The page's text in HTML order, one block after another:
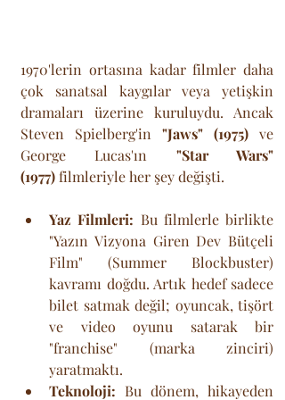
1970'lerin ortasına kadar filmler daha
çok sanatsal kaygılar veya yetişkin
dramaları üzerine kuruluydu. Ancak
Steven Spielberg'in "Jaws" (1975) ve
George Lucas'ın "Star Wars"
(1977) filmleriyle her şey değişti.
Yaz Filmleri: Bu filmlerle birlikte
"Yazın Vizyona Giren Dev Bütçeli
Film" (Summer Blockbuster)
kavramı doğdu. Artık hedef sadece
bilet satmak değil; oyuncak, tişört
ve video oyunu satarak bir
"franchise" (marka zinciri)
yaratmaktı.
Teknoloji: Bu dönem, hikayeden